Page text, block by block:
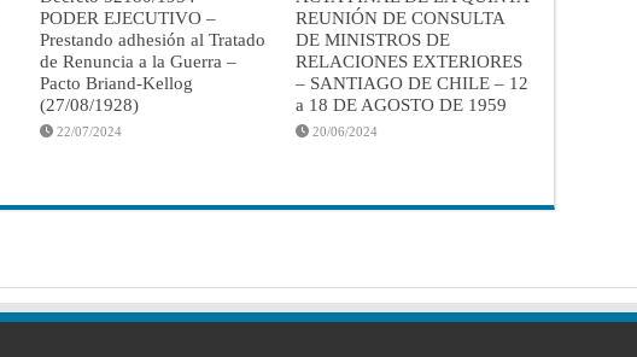
PODER EJECUTIVO –
Prestando adhesión al Tratado
de Renuncia a la Guerra –
Pacto Briand-Kellog
(27/08/1928)
22/07/2024
REUNIÓN DE CONSULTA
DE MINISTROS DE
RELACIONES EXTERIORES
– SANTIAGO DE CHILE – 12
a 18 DE AGOSTO DE 1959
20/06/2024